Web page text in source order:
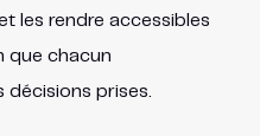
les rendre accessibles
que chacun
décisions prises.